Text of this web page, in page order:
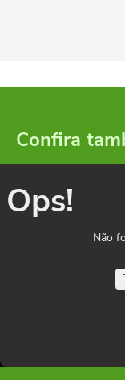
Confira
Ops!
Não